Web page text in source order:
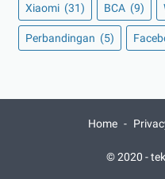
Xiaomi (31) BCA (9)
Perbandingan (5)
Home
© 2020 -